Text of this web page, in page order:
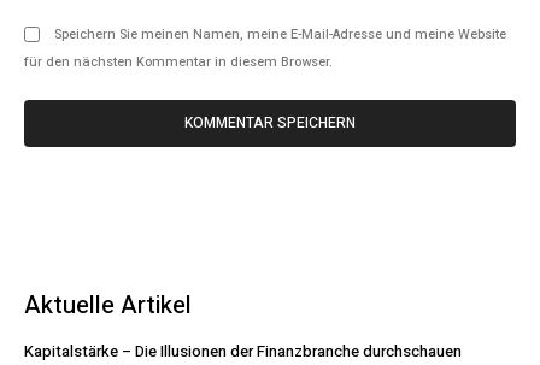
Speichern Sie meinen Namen, meine E-Mail-Adresse und meine Website
für den nächsten Kommentar in diesem Browser.
Aktuelle Artikel
Kapitalstärke – Die Illusionen der Finanzbranche durchschauen